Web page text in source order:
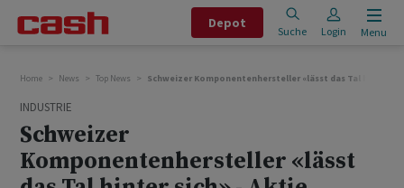
Depot
Suche Login Menu
Home News Top News Schweizer Komponentenhersteller «lässt das Tal hinter
INDUSTRIE
Schweizer
Komponentenhersteller «lässt